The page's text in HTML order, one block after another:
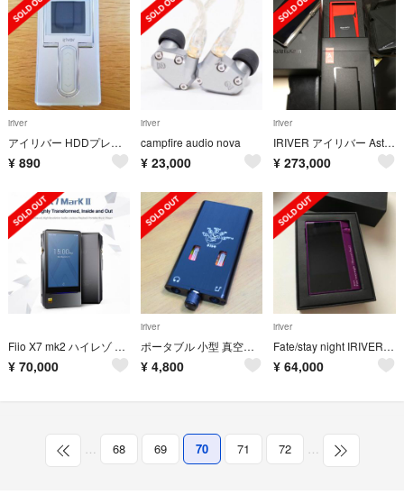
iriver
アイリバー HDDプレーヤー H10 中古
¥ 890
iriver
campfire audio nova
¥ 23,000
iriver
IRIVER アイリバー Astell&kern SP1000-SS 256GB
¥ 273,000
Fiio X7 mk2 ハイレゾ プレイヤー リモコン アンプ 4点 セット
¥ 70,000
iriver
ポータブル 小型 真空管 アンプ サブミニチュア管 6418 ポタアン
¥ 4,800
iriver
Fate/stay night IRIVER AK70 MKII
¥ 64,000
… 68 69 70 71 72 …